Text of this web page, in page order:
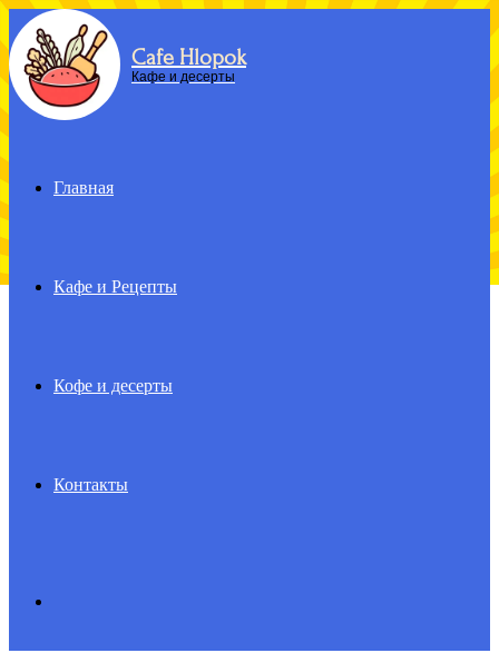
Menu Cafe Hlopok
Кафе и десерты
Главная
Кафе и Рецепты
Кофе и десерты
Контакты